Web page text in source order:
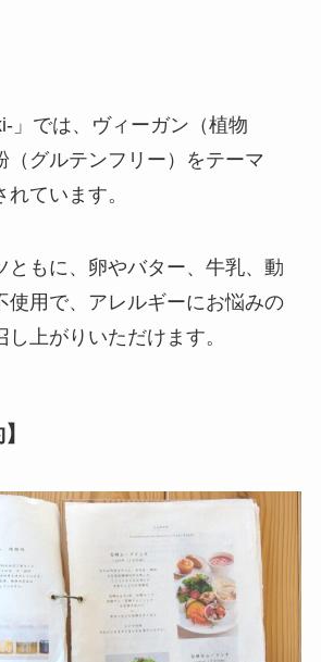
」では、ヴィーガン（植物
（グルテンフリー）をテーマ
ています。
ともに、卵やバター、牛乳、動
使用で、アレルギーにお悩みの
上がりいただけます。